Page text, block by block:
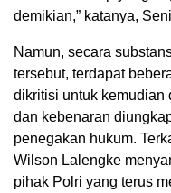
demikian,” katanya,
Namun, secara
tersebut, terdapat
dikritisi untuk kemudian
dan kebenaran
penegakan hukum.
Wilson Lalengke
pihak Polri yang terus